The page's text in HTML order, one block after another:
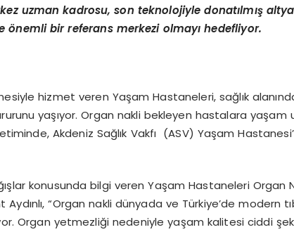
uzman kadrosu, son teknolojiyle donatılmış
önemli bir referans merkezi olmayı hedefliyor.
hizmet veren Yaşam Hastaneleri, sağlık
yaşıyor. Organ nakli bekleyen hastalara yaşam
Akdeniz Sağlık Vakfı (ASV) Yaşam
konusunda bilgi veren Yaşam Hastaneleri Organ
Aydınlı, “Organ nakli dünyada ve Türkiye’de modern
Organ yetmezliği nedeniyle yaşam kalitesi ciddi